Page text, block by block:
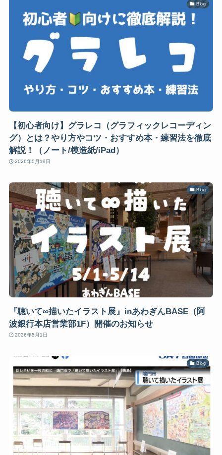
Blog
【初心者向け】グラレコ（グラフィックレコーディン
グ）とは？やり方やコツ・おすすめ本・練習法を徹底
解説！（ノート/模造紙/iPad）
2026年5月19日
Blog
『聴いて∞描いたイラスト展』inあわぎんBASE（阿
波銀行本店営業部1F）開催のお知らせ
2026年5月1日
Blog